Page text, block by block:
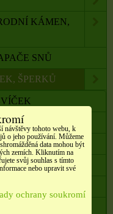
KÁMEN,
SNŮ
ŠPERKŮ
SVÍČKY
A JINÝCH
návštěvy tohoto webu, k
o jeho používání. Můžeme
data mohou být
zemích. Kliknutím na
svůj souhlas s tímto
nebo upravit své
ochrany soukromí